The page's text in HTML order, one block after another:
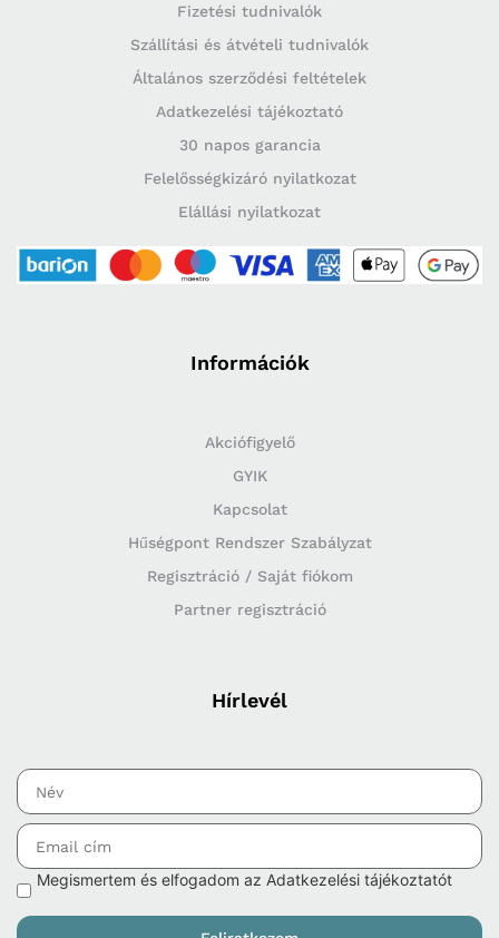
Fizetési tudnivalók
Szállítási és átvételi tudnivalók
Általános szerződési feltételek
Adatkezelési tájékoztató
30 napos garancia
Felelősségkizáró nyilatkozat
Elállási nyilatkozat
Információk
Akciófigyelő
GYIK
Kapcsolat
Hűségpont Rendszer Szabályzat
Regisztráció / Saját fiókom
Partner regisztráció
Hírlevél
Megismertem és elfogadom az Adatkezelési tájékoztatót